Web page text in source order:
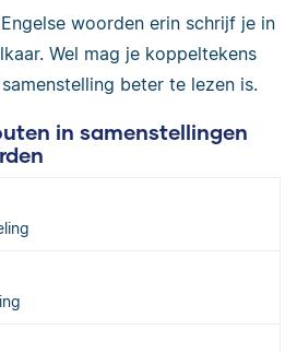
woorden erin schrijf je in
Wel mag je koppeltekens
beter te lezen is.
in samenstellingen